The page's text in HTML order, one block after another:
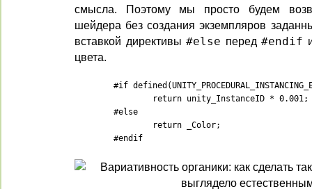
смысла. Поэтому мы просто будем
шейдера без создания экземпляров
вставкой директивы #else перед #endif
цвета.
	#endif